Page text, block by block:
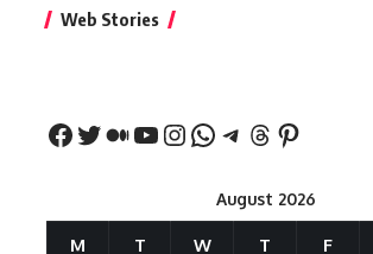
Web Stories
नीतीश कुमार का पहला
August 2026
M T W T F